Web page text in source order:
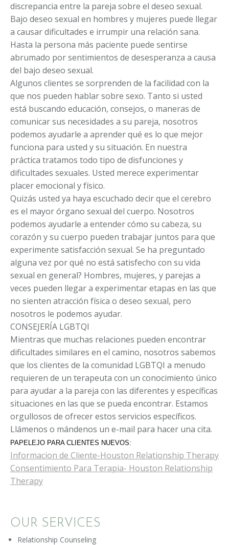
discrepancia entre la pareja sobre el deseo sexual.
Bajo deseo sexual en hombres y mujeres puede llegar
a causar dificultades e irrumpir una relación sana.
Hasta la persona más paciente puede sentirse
abrumado por sentimientos de desesperanza a causa
del bajo deseo sexual.
Algunos clientes se sorprenden de la facilidad con la
que nos pueden hablar sobre sexo. Tanto si usted
está buscando educación, consejos, o maneras de
comunicar sus necesidades a su pareja, nosotros
podemos ayudarle a aprender qué es lo que mejor
funciona para usted y su situación. En nuestra
práctica tratamos todo tipo de disfunciones y
dificultades sexuales. Usted merece experimentar
placer emocional y físico.
Quizás usted ya haya escuchado decir que el cerebro
es el mayor órgano sexual del cuerpo. Nosotros
podemos ayudarle a entender cómo su cabeza, su
corazón y su cuerpo pueden trabajar juntos para que
experimente satisfacción sexual. Se ha preguntado
alguna vez por qué no está satisfecho con su vida
sexual en general? Hombres, mujeres, y parejas a
veces pueden llegar a experimentar etapas en las que
no sienten atracción física o deseo sexual, pero
nosotros le podemos ayudar.
CONSEJERÍA LGBTQI
Mientras que muchas relaciones pueden encontrar
dificultades similares en el camino, nosotros sabemos
que los clientes de la comunidad LGBTQI a menudo
requieren de un terapeuta con un conocimiento único
para ayudar a la pareja con las diferentes y específicas
situaciones en las que se pueda encontrar. Estamos
orgullosos de ofrecer estos servicios específicos.
Llámenos o mándenos un e-mail para hacer una cita.
PAPELEJO PARA CLIENTES NUEVOS:
Informacion de Cliente-Houston Relationship Therapy
Consentimiento Para Terapia- Houston Relationship
Therapy
OUR SERVICES
Relationship Counseling